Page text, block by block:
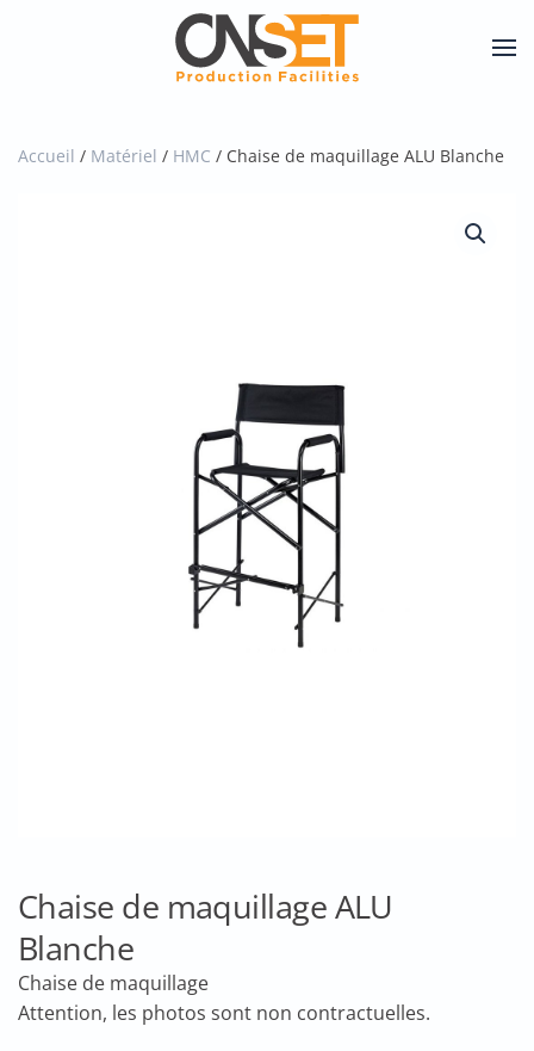
content
Accueil / Matériel / HMC / Chaise de maquillage ALU Blanche
Chaise de maquillage ALU
Blanche
Chaise de maquillage